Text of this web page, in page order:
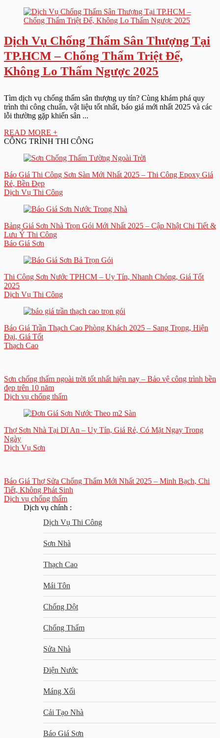
Dịch Vụ Chống Thấm Sân Thượng Tại
TP.HCM – Chống Thấm Triệt Để,
Không Lo Thấm Ngược 2025
Tìm dịch vụ chống thấm sân thượng uy tín? Cùng khám phá quy
trình thi công chuẩn, vật liệu tốt nhất, báo giá mới nhất 2025 và các
lỗi thường gặp khiến sân ...
READ MORE +
CÔNG TRÌNH THI CÔNG
Báo Giá Thi Công Sơn Sàn Mới Nhất 2025 – Thi Công Epoxy Giá
Rẻ, Bền Đẹp
Dịch Vụ Thi Công
Bảng Giá Sơn Nhà Trọn Gói Mới Nhất 2025 – Cập Nhật Chi Tiết &
Lưu Ý Thi Công
Báo Giá Sơn
Thi Công Sơn Nước TPHCM – Uy Tín, Nhanh Chóng, Giá Tốt
2025
Dịch Vụ Thi Công
Báo Giá Trần Thạch Cao Phòng Khách 2025 – Sang Trọng, Hiện
Đại, Giá Tốt
Thạch Cao
Sơn chống thấm ngoài trời tốt nhất hiện nay – Bảo vệ công trình bền
đẹp trên 10 năm
Dịch vụ chống thấm
Thợ Sơn Nhà Tại Dĩ An – Uy Tín, Giá Rẻ, Có Mặt Ngay Trong
Ngày
Dịch Vụ Sơn
Báo Giá Thợ Sửa Chống Thấm Mới Nhất 2025 – Minh Bạch, Chi
Tiết, Không Phát Sinh
Dịch vụ chống thấm
Dịch vụ chính :
Dịch Vụ Thi Công
Sơn Nhà
Thạch Cao
Mái Tôn
Chống Dột
Chống Thấm
Sửa Nhà
Điện Nước
Máng Xối
Cải Tạo Nhà
Báo Giá Sơn